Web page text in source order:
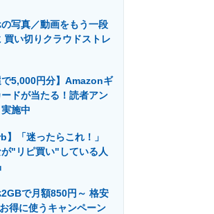
設×テクノロジーの最前線
の写真／動画をもう一段
買い切りクラウドストレ
で5,000円分】Amazonギ
ドが当たる！読者アン
施中
】「迷ったらこれ！」
"リピ買い"している人
2GBで月額850円～ 格安
得に使うキャンペーン